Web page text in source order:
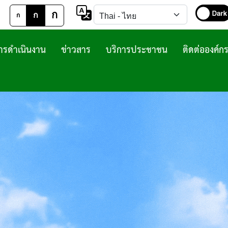
ก ก ก
ติดต่อองค์กร
บริการประชาชน
ข่าวสาร
ดำเนินงาน